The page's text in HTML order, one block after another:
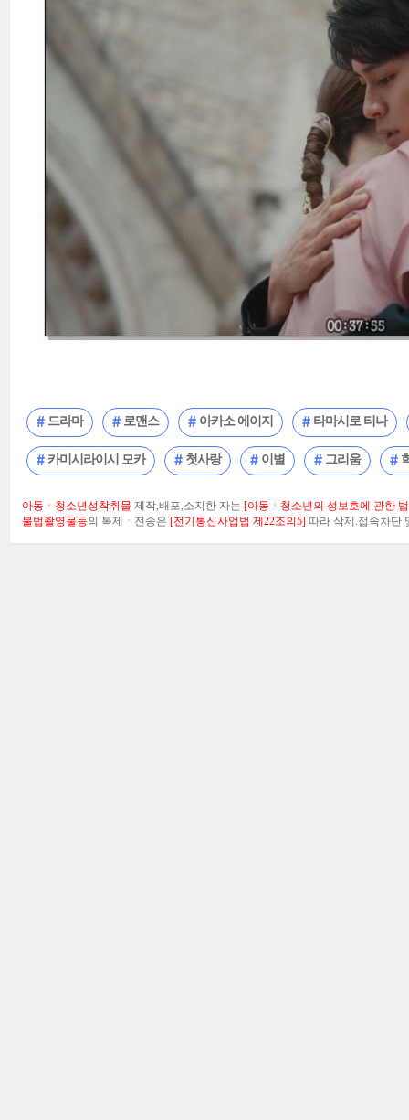
드라마 로맨스 아카소 에이지 타마시로 티나
카미시라이시 모카 첫사랑 이별 그리움
아동ㆍ청소년성착취물 제작,배포,소지한 자는 [아동ㆍ청소년의 성보호에 관한
불법촬영물등의 복제ㆍ전송은 [전기통신사업법 제22조의5] 따라 삭제.접속차단